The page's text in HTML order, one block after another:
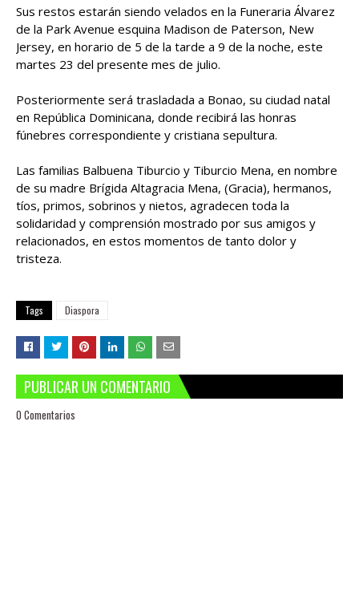
Sus restos estarán siendo velados en la Funeraria Álvarez
de la Park Avenue esquina Madison de Paterson, New
Jersey, en horario de 5 de la tarde a 9 de la noche, este
martes 23 del presente mes de julio.
Posteriormente será trasladada a Bonao, su ciudad natal
en República Dominicana, donde recibirá las honras
fúnebres correspondiente y cristiana sepultura.
Las familias Balbuena Tiburcio y Tiburcio Mena, en nombre
de su madre Brígida Altagracia Mena, (Gracia), hermanos,
tíos, primos, sobrinos y nietos, agradecen toda la
solidaridad y comprensión mostrado por sus amigos y
relacionados, en estos momentos de tanto dolor y
tristeza.
Tags Diaspora
PUBLICAR UN COMENTARIO
0 Comentarios